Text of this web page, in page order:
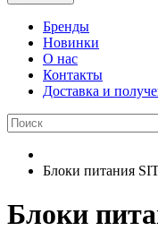
Бренды
Новинки
О нас
Контакты
Доставка и
Блоки питания
Блоки